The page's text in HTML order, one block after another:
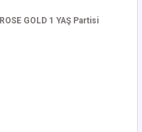
ROSE GOLD 1 YAŞ Partisi